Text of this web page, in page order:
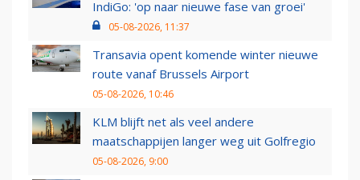
IndiGo: 'op naar nieuwe fase van groei'
05-08-2026, 11:37
Transavia opent komende winter nieuwe
route vanaf Brussels Airport
05-08-2026, 10:46
KLM blijft net als veel andere
maatschappijen langer weg uit Golfregio
05-08-2026, 9:00